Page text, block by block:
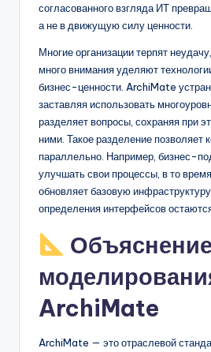
согласованного взгляда ИТ
а не в движущую силу ценности.
Многие организации терпят
много внимания уделяют
бизнес-ценности. ArchiMate
заставляя использовать
разделяет вопросы, сохраняя при
ними. Такое разделение позволяет
параллельно. Например, бизнес-
улучшать свои процессы, в то
обновляет базовую
определения интерфейсов
ArchiMate
ArchiMate — это отраслевой